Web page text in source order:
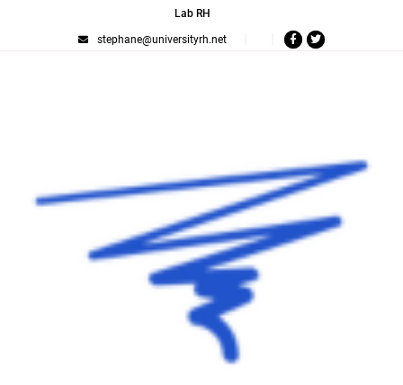
Lab RH
stephane@universityrh.net